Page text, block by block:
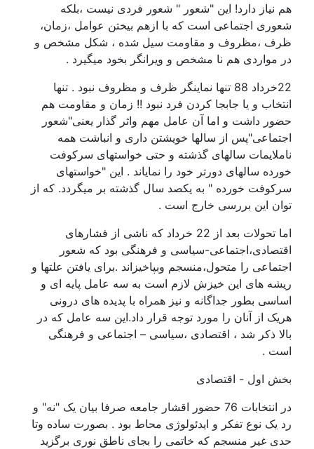
هم نیاز دارد! این "شعور " شعور فردی نیست ،بلکه
شعوری اجتماعی است که با ازهم بیختن عوامل ،زمان،
ظرف ،مظروف و مقاومت سیل شده ، شکل مشخص و
در مواردی هم نا مشخص و ویرانگر بخود میگیرد .
22خرداد 88 تنها نماینگر ظرف و مظروف نبود . تنها
انتخاب و یا جابجا کردن فرد نبود !! زمان و مقاومت هم
حضور داشت و اما آن عامل مهم واثر گذار یعنی"شعور
اجتماعی"پس از سالها خویشتن داری و انباشت همه
ناملایمات سالهای گذشته و حتی خواستهای سرکوفت
خورده سالهای دورتر خود را نمایاند . این "خواستهای
سرکوفت خورده " به یکصد سال گذشته بر میگردد. که از
توان این بررسی خارج است .
اما تحولات بعد از 22 خرداد که ناشی از فشارهای
اقتصادی،اجتماعی-سیاسی و فرهنگی بود که شعور
اجتماعی را متحول،منسجم وبپاخیزاند .برای یافتن علتها و
ریشه های این خیزش لازم است به سه عامل پایه ای و
اساسی بطور جداگانه و نیز همراه با پدیده های درونی
هریک از آنان را مورد توجه قرار داد.این سه عامل که در
بالا ذکر شد ، اقتصادی ،سیاسی – اجتماعی و فرهنگی
است .
بخش اول - اقتصادی
در انتخابات 76 حضور اقشار جامعه صرفا بیان یک "نه" و
رد یک نوع تفکر و ایدئولوژی محاط بود . بصورت ساده وتا
حدی غیر منسجم که خاتمی را بجای ناطق نوری برگزید